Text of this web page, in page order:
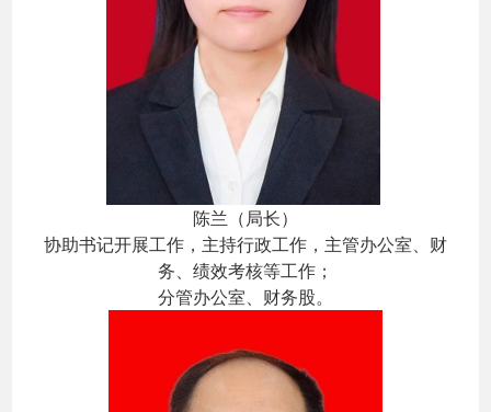
陈兰（局长）
协助书记开展工作，主持行政工作，主管办公室、财
务、绩效考核等工作；
分管办公室、财务股。